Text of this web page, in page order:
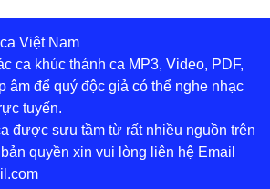
lời chưa.Cám ơn
ca dang me.gia ân
lên đường
con bản PDF bài này ạ
Xót Chúa
Việt Nam
ca khúc thánh ca MP3, Video, PDF,
âm để quý độc giả có thể nghe nhạc
tuyến.
được sưu tầm từ rất nhiều nguồn trên
quyền xin vui lòng liên hệ Email